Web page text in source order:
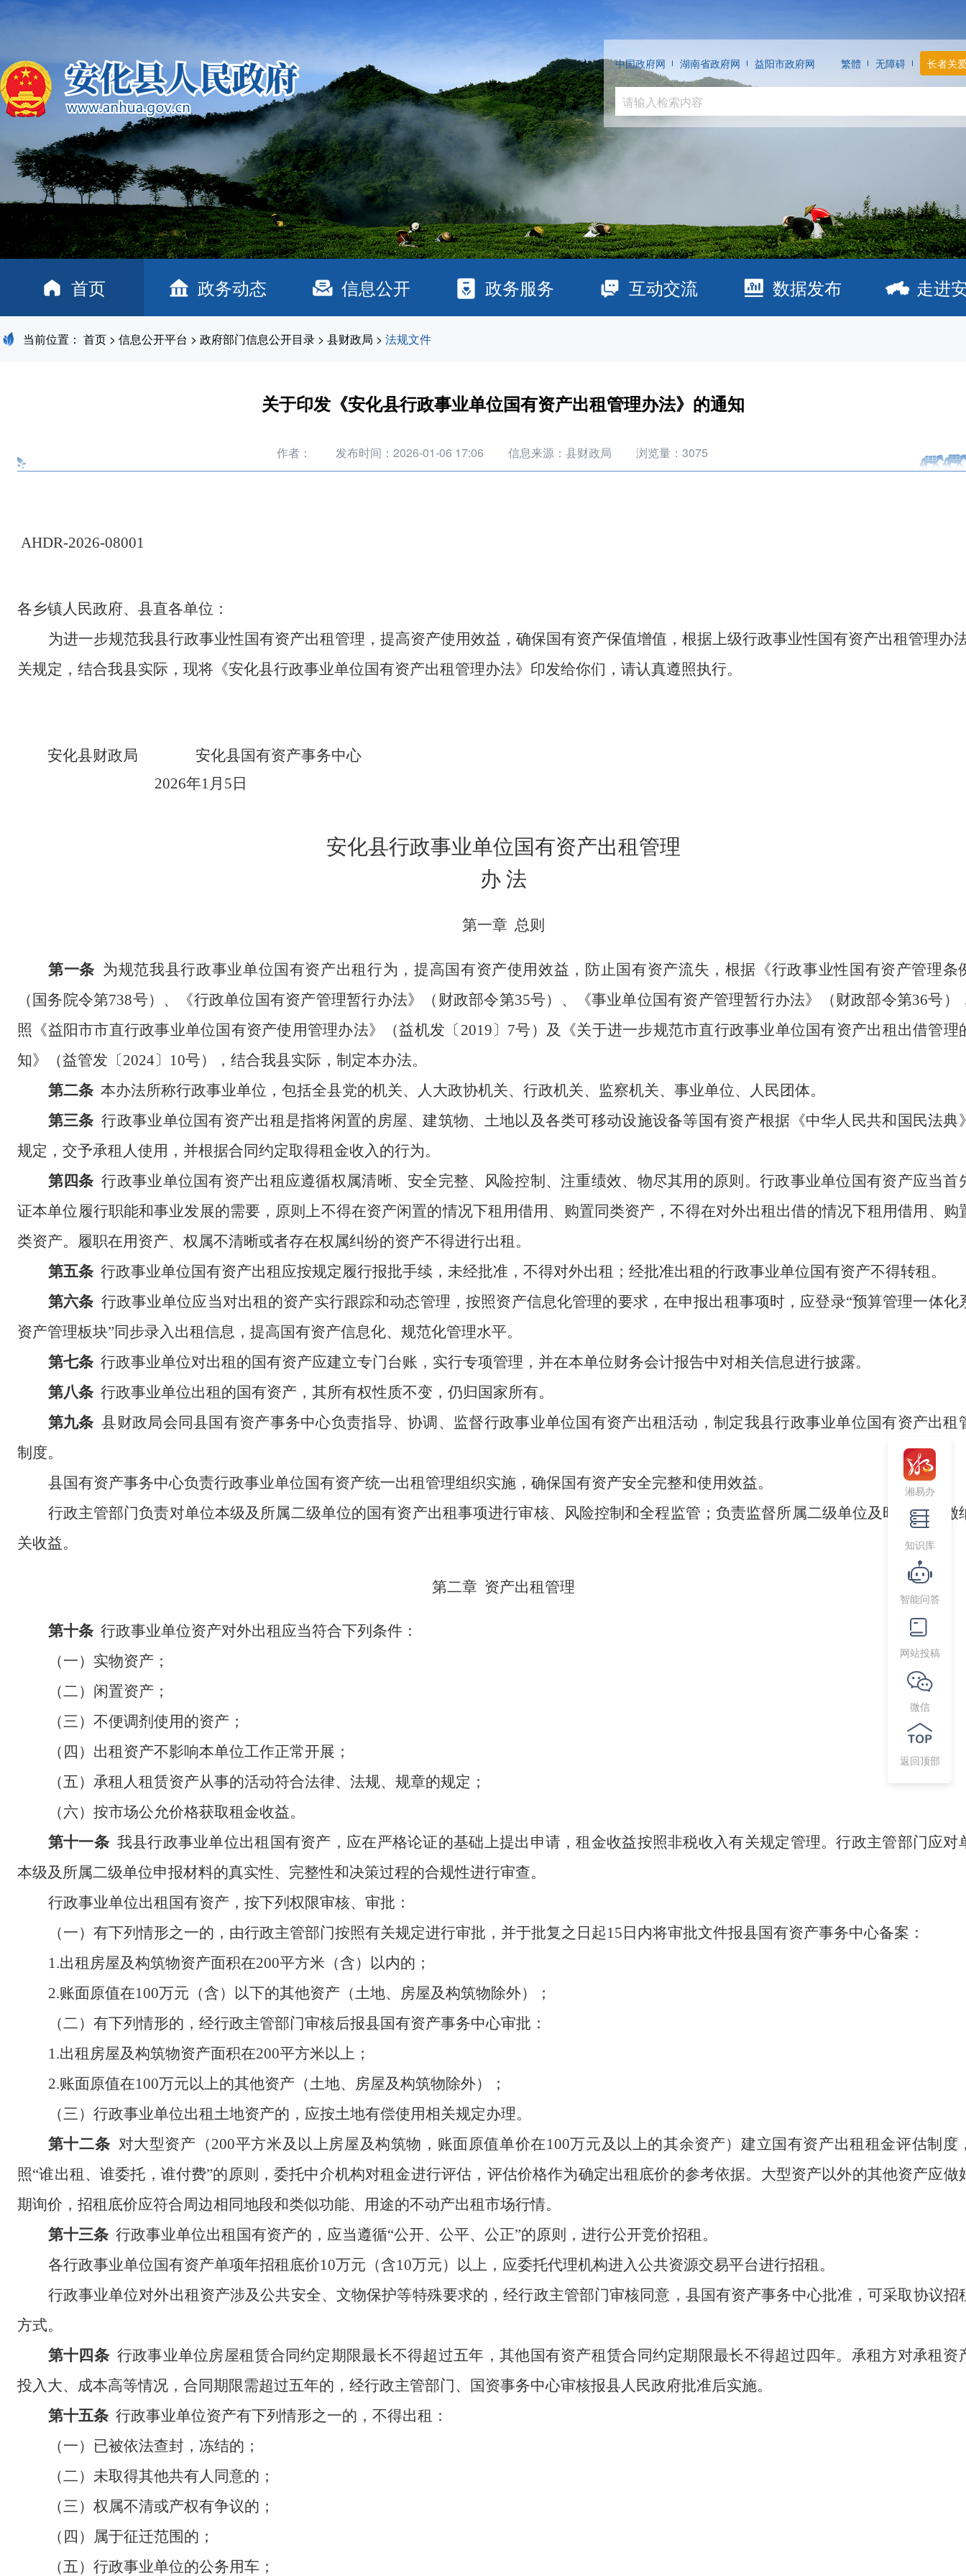
中国政府网 湖南省政府网 益阳市政府网 繁體 无障碍 长者关
首页 政务动态 信息公开 政务服务 互动交流 数据发布 走进
当前位置： 首页 > 信息公开平台 > 政府部门信息公开目录 > 县财政局 > 法规文件
关于印发《安化县行政事业单位国有资产出租管理办法》的通知
作者： 发布时间：2026-01-06 17:06 信息来源：县财政局 浏览量： 3075
AHDR-2026-08001
各乡镇人民政府、县直各单位：
为进一步规范我县行政事业性国有资产出租管理，提高资产使用效益，确保国有资产保值增值，根据上级行政事业性国有资产出租管理办
关规定，结合我县实际，现将《安化县行政事业单位国有资产出租管理办法》印发给你们，请认真遵照执行。
安化县财政局 安化县国有资产事务中心
2026年1月 5 日
安化县行政事业单位国有资产出租管理
办 法
第一章 总则
第一条 为规范我县行政事业单位国有资产出租行为，提高国有资产使用效益，防止国有资产流失，根据《行政事业性国有资产管理条
（ 国务院令第738号） 、《行政单位国有资产管理暂行办法》 （ 财政部令第35号） 、《事业单位国有资产管理暂行办法》 （ 财政部令第36号）
照《益阳市市直行政事业单位国有资产使用管理办法》
（益机发〔 2019〕7号） 及《关于进一步规范市直行政事业单位国有资产出租出借管理
知》
（益管发〔2024〕10号）， 结合我县实际，制定本办法。
第二条 本办法所称行政事业单位，包括全县党的机关、人大政协机关、行政机关、监察机关、事业单位、人民团体。
第三条 行政事业单位国有资产出租是指将闲置的房屋、建筑物、土地以及各类可移动设施设备等国有资产根据《中华人民共和 国民法典
规定，交予承租人使用，并根据合同约定取得租金收入的行为。
第四条 行政事业单位国有资产出租应遵循权属清晰、安全完整、风险控制、注重绩效、物尽其用的原则。行政事业单位国有资产应当首
证本单位履行职能和事业发展的需要，原则上不得在资产闲置的情况下租用借用、购置同类资产，不得在对外出租出借的情况下租用借用、购
类资产。履职在用资产、权属不清晰或者存在权属纠纷的资产不得进行出租。
第五条 行政事业单位国有资产出租应按规定履行报批手续，未经批准，不得对外出租；经批准出租的行政事业单位国有资产不得转租。
第六条 行政事业单位应当对出租的资产实行跟踪和动态管理，按照资产信息化管理的要求，在申报出租事项时，应登录“预算管理一体化
资产管理板块”同步录入出租信息，提高国有资产信息化、规范化管理水平。
第七条 行政事业单位对出租的国有资产应建立专门台账，实行专项管理，并在本单位财务会计报告中对相关信息进行披露。
第八条 行政事业单位出租的国有资产，其所有权性质不变，仍归国家所有。
第九条 县财政局会同县国有资产事务中心负责指导、协调、监督行政事业单位国有资产出租活动，制定我县行政事业单位国有资产出租
制度。
县国有资产事务中心负责行政事业单位国有资产统一出租管理组织实施，确保国有资产安全完整和使用效益。
行政主管部门负责对单位本级及所属二级单位的国有资产出租事项进行审核、风险控制和全程监管；负责监督所属二级单位及时、足额缴
关收益。
第二章 资产出租管理
第十条 行政事业单位资产对外出租应当符合下列条件：
（一）实物资产；
（二）闲置资产；
（三）不便调剂使用的资产；
（四）出租资产不影响本单位工作正常开展；
（五）承租人租赁资产从事的活动符合法律、法规、规章的规定；
（六）按市场公允价格获取租金收益。
第十一条 我县行政事业单位出租国有资产，应在严格论证的基础上提出申请，租金收益按照非税收入有关规定管理。行政主管部门应对
本级及所属二级单位申报材料的真实性、完整性和决策过程的合规性进行审查。
行政事业单位出租国有资产，按下列权限审核、审批：
（一）有下列情形之一的，由行政主管部门按照有关规定进行审批，并于批复之日起15日内将审批文件报县国有资产事务中心备案：
1.出租房屋及构筑物资产面积在200平方米（含）以内的；
2.账面原值在100万元（含）以下的其他资产（土地、房屋及构筑物除外）；
（二）有下列情形的，经行政主管部门审核后报县国有资产事务中心审批：
1.出租房屋及构筑物资产面积在200平方米以上；
2.账面原值在100万元以上的其他资产（土地、房屋及构筑物除外）；
（三） 行政事业单位出租土地资产的，应按土地有偿使用相关规定办理。
第十二条 对大型资产（200平方米及以上房屋及构筑物，账面原值单价在100万元及以上的其余资产）建立国有资产出租租金评估制度
照“谁出租、谁委托，谁付费”的原则，委托中介机构对租金进行评估，评估价格作为确定出租底价的参考依据。大型资产以外的其他资产应做
期询价，招租底价应符合周边相同地段和类似功能、用途的不动产出租市场行情。
第十三条 行政事业单位出租国有资产的，应当遵循“公开、公平、公正”的原则，进行公开竞价招租。
各行政事业单位国有资产单项年招租底价10万元（含10万元）以上，应委托代理机构进入公共资源交易平台进行招租。
行政事业单位对外出租资产涉及公共安全、文物保护等特殊要求的，经行政主管部门审核同意，县国有资产事务中心批准，可采取协议招
方式。
第十四条 行政事业单位房屋租赁合同约定期限最长不得超过五年，其他国有资产租赁合同约定期限最长不得超过四年。承租方对承租资
投入大、成本高等情况，合同期限需超过五年的，经行政主管部门、国资事务中心审核报县人民政府批准后实施。
第十五条 行政事业单位资产有下列情形之一的，不得出租：
（一）已被依法查封，冻结的；
（二）未取得其他共有人同意的；
（三）权属不清或产权有争议的；
（四）属于征迁范围的；
（五） 行政事业单位的公务用车；
湘易办
知识库
智能问答
网站投稿
微信
返回顶部